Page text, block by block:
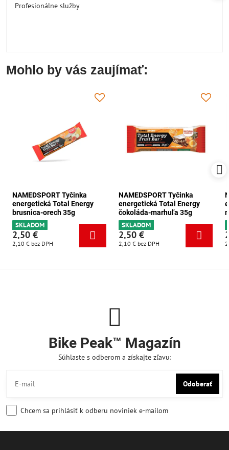
Profesionálne služby
Mohlo by vás zaujímať:
NAMEDSPORT Tyčinka
energetická Total Energy
brusnica-orech 35g
SKLADOM
2,50 €
2,10 € bez DPH
NAMEDSPORT Tyčinka
energetická Total Energy
čokoláda-marhuľa 35g
SKLADOM
2,50 €
2,10 € bez DPH
Bike Peak™ Magazín
Súhlaste s odberom a získajte zľavu:
Odoberať
Chcem sa prihlásiť k odberu noviniek e-mailom